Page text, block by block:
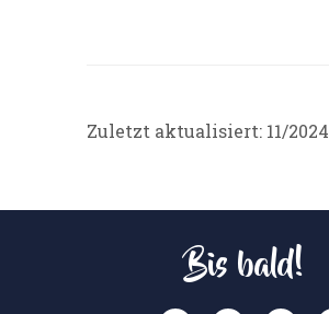
Zuletzt aktualisiert: 11/2024
Bis bald!